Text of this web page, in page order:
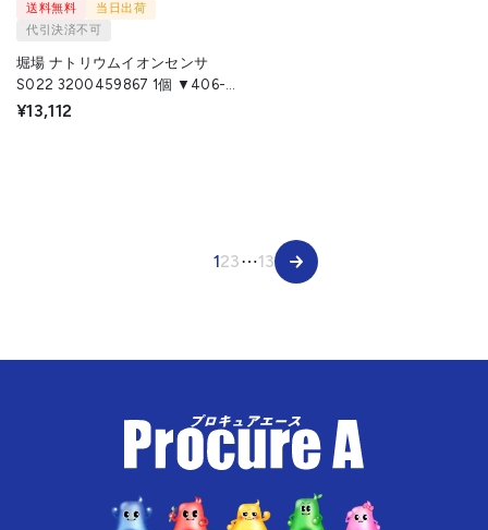
送料無料
当日出荷
代引決済不可
堀場 ナトリウムイオンセンサ
S022 3200459867 1個 ▼406-
5189
¥13,112
123⋯13